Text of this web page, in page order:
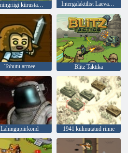
Kuningriigi kiirustamine Intergalaktilist Laevade pommitamine
Tohutu armee Blitz Taktika
Lahingupiirkond 1941 külmutatud rinne